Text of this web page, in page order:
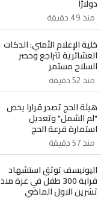
دولارًا
منذ 49 دقيقة
خلية الإعلام الأمني: الدكات
العشائرية تتراجع وحصر
السلاح مستمر
منذ 52 دقيقة
هيئة الحج تصدر قرارا يخص
"لم الشمل" وتعديل
استمارة قرعة الحج
منذ 57 دقيقة
اليونيسف توثق استشهاد
قرابة 300 طفل في غزة منذ
تشرين الاول الماضي